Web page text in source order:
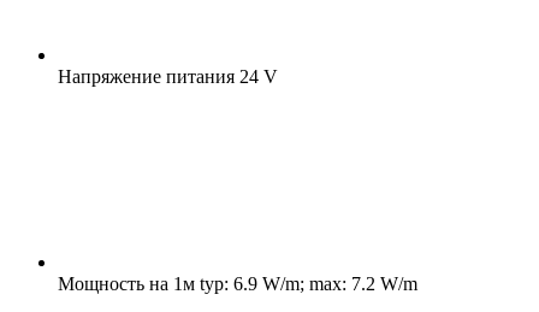
Напряжение питания 24 V
Мощность на 1м typ: 6.9 W/m; max: 7.2 W/m